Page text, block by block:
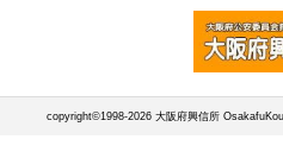
copyright©1998-2026 大阪府興信所